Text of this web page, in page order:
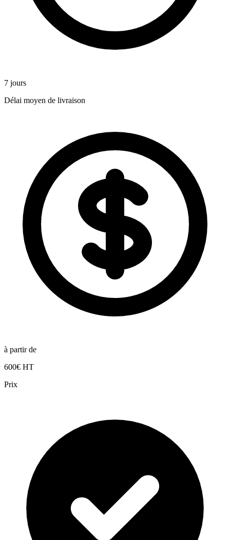
7 jours
Délai moyen de livraison
à partir de
600€ HT
Prix